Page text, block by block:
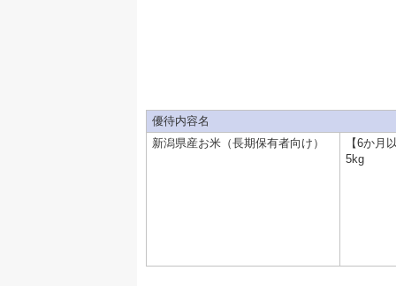
優待内容名
新潟県産お米（長期保有者向け）
【6か月
5kg